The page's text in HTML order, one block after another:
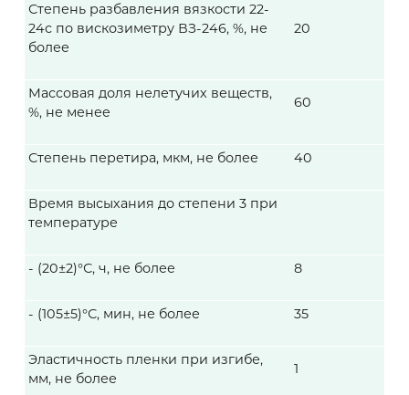
Степень разбавления вязкости 22-
24с по вискозиметру ВЗ-246, %, не
более
20
Массовая доля нелетучих веществ,
%, не менее
60
Степень перетира, мкм, не более 40
Время высыхания до степени 3 при
температуре
- (20±2)°С, ч, не более 8
- (105±5)°С, мин, не более 35
Эластичность пленки при изгибе,
мм, не более
1